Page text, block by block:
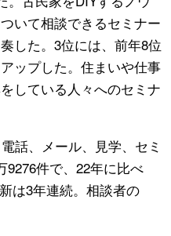
いて相談できるセミナー
した。3位には、前年8位
ップした。住まいや仕事
している人々へのセミナ
話、メール、見学、セミ
9276件で、22年に比べ
は3年連続。相談者の